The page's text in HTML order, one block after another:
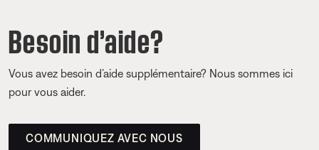
Besoin d’aide?
Vous avez besoin d’aide supplémentaire? Nous sommes ici
pour vous aider.
COMMUNIQUEZ AVEC NOUS